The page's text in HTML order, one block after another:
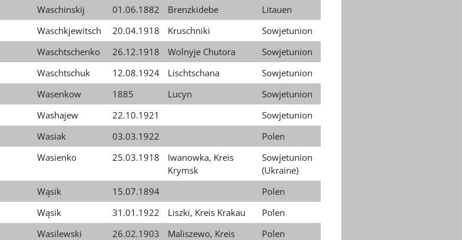
Waschinskij 01.06.1882 Brenzkidebe
Litauen
Waschkjewitsch 20.04.1918 Kruschniki
Sowjetunion
Waschtschenko 26.12.1918 Wolnyje Chutora
Sowjetunion
Waschtschuk 12.08.1924 Lischtschana
Sowjetunion
Wasenkow 1885 Lucyn
Sowjetunion
Washajew 22.10.1921
Sowjetunion
Wasiak 03.03.1922
Polen
Wasienko 25.03.1918
Iwanowka, Kreis
Krymsk
Sowjetunion
(Ukraine)
Wąsik 15.07.1894
Polen
Wąsik 31.01.1922 Liszki, Kreis Krakau
Polen
Wasilewski 26.02.1903
Maliszewo, Kreis
Polen